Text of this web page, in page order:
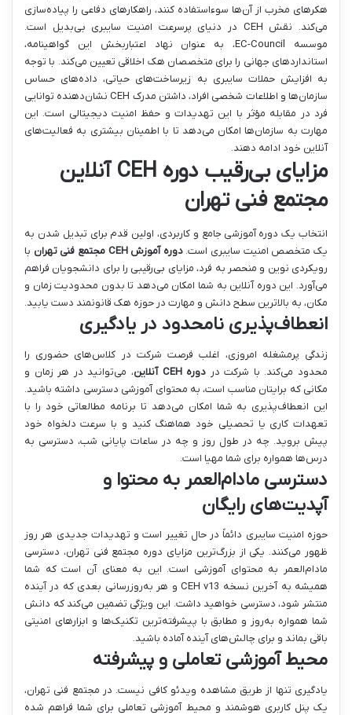
هکرهای مخرب از آن‌ها سوءاستفاده کنند، راهکارهای دفاعی را پیاده‌سازی
می‌کند. نقش CEH در دنیای پرسرعت امنیت سایبری بی‌بدیل است.
موسسه EC-Council، به عنوان نهاد اعتباربخش این گواهینامه،
استانداردهای جهانی را برای متخصصان هک اخلاقی تعیین می‌کند. با توجه
به افزایش حملات سایبری به زیرساخت‌های حیاتی، داده‌های حساس
سازمان‌ها و اطلاعات شخصی افراد، داشتن مدرک CEH نشان‌دهنده توانایی
فرد در مقابله مؤثر با این تهدیدات و حفظ امنیت دیجیتالی است. این
مهارت به سازمان‌ها امکان می‌دهد تا با اطمینان بیشتری به فعالیت‌های
آنلاین خود ادامه دهند.
مزایای بی‌رقیب دوره CEH آنلاین
مجتمع فنی تهران
انتخاب یک دوره آموزشی جامع و کاربردی، اولین قدم برای تبدیل شدن به
یک متخصص امنیت سایبری است.دوره آموزش CEH مجتمع فنی تهران
با
رویکردی نوین و منحصر به فرد، مزایای بی‌رقیبی را برای دانشجویان فراهم
می‌آورد. این دوره آنلاین به شما امکان می‌دهد تا بدون محدودیت زمان و
مکان، به بالاترین سطح دانش و مهارت در حوزه هک قانونمند دست یابید.
انعطاف‌پذیری نامحدود در یادگیری
زندگی پرمشغله امروزی، اغلب فرصت شرکت در کلاس‌های حضوری را
محدود می‌کند. با شرکت در دوره CEH آنلاین
، می‌توانید در هر زمان و
مکانی که برایتان مناسب است، به محتوای آموزشی دسترسی داشته باشید.
این انعطاف‌پذیری به شما امکان می‌دهد تا برنامه مطالعاتی خود را با
تعهدات کاری یا تحصیلی خود هماهنگ کنید و با سرعت دلخواه خود
پیش بروید. چه در طول روز و چه در ساعات پایانی شب، دسترسی به
درس‌ها همواره برای شما مهیا است.
دسترسی مادام‌العمر به محتوا و
آپدیت‌های رایگان
حوزه امنیت سایبری دائماً در حال تغییر است و تهدیدات جدیدی هر روز
ظهور می‌کنند. یکی از بزرگ‌ترین مزایای دوره مجتمع فنی تهران، دسترسی
مادام‌العمر به محتوای آموزشی است. این به معنای آن است که شما
همیشه به آخرین نسخه CEH v13 و هر به‌روزرسانی بعدی که در آینده
منتشر شود، دسترسی خواهید داشت. این ویژگی تضمین می‌کند که دانش
شما همواره به‌روز و مطابق با پیشرفته‌ترین تکنیک‌ها و ابزارهای امنیتی
باقی بماند و برای چالش‌های آینده آماده باشید.
محیط آموزشی تعاملی و پیشرفته
یادگیری تنها از طریق مشاهده ویدئو کافی نیست. در مجتمع فنی تهران،
یک پنل کاربری هوشمند و محیط آموزشی تعاملی برای شما فراهم شده